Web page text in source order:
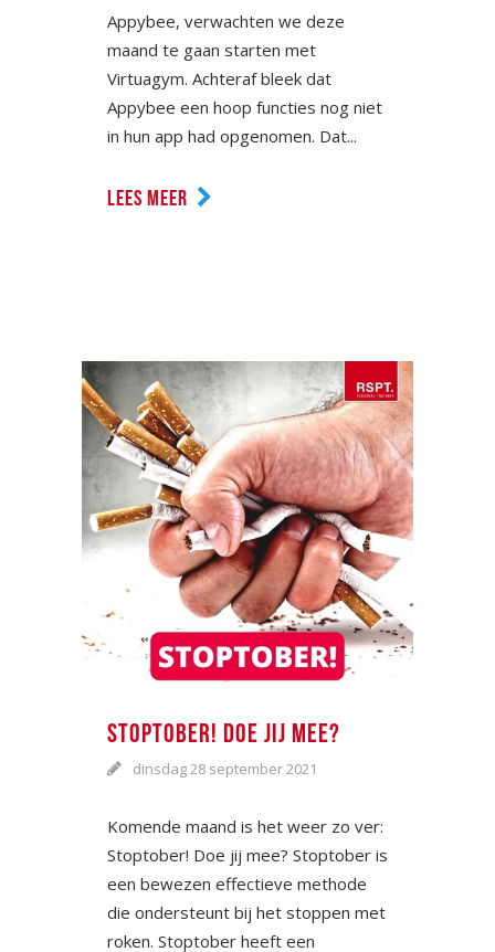
Appybee, verwachten we deze
maand te gaan starten met
Virtuagym. Achteraf bleek dat
Appybee een hoop functies nog niet
in hun app had opgenomen. Dat...
LEES MEER
STOPTOBER! DOE JIJ MEE?
dinsdag 28 september 2021
Komende maand is het weer zo ver:
Stoptober! Doe jij mee? Stoptober is
een bewezen effectieve methode
die ondersteunt bij het stoppen met
roken. Stoptober heeft een